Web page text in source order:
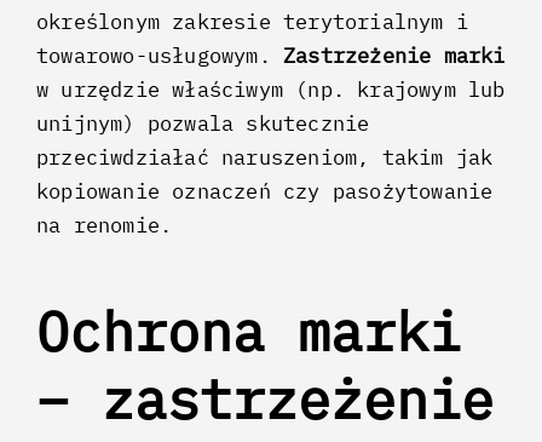
określonym zakresie terytorialnym i
towarowo-usługowym. Zastrzeżenie marki
w urzędzie właściwym (np. krajowym lub
unijnym) pozwala skutecznie
przeciwdziałać naruszeniom, takim jak
kopiowanie oznaczeń czy pasożytowanie
na renomie.
Ochrona marki
– zastrzeżenie